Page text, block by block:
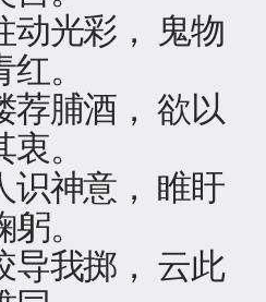
动光彩， 鬼物
。
荐脯酒， 欲以
。
识神意， 睢盱
。
导我掷， 云此